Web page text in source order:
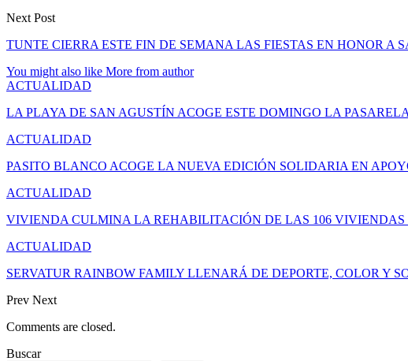
Next Post
TUNTE CIERRA ESTE FIN DE SEMANA LAS FIESTAS EN HONOR A
You might also like More from author
ACTUALIDAD
LA PLAYA DE SAN AGUSTÍN ACOGE ESTE DOMINGO LA
ACTUALIDAD
PASITO BLANCO ACOGE LA NUEVA EDICIÓN SOLIDARIA EN
ACTUALIDAD
VIVIENDA CULMINA LA REHABILITACIÓN DE LAS 106
ACTUALIDAD
SERVATUR RAINBOW FAMILY LLENARÁ DE DEPORTE, COLOR Y
Prev Next
Comments are closed.
Buscar